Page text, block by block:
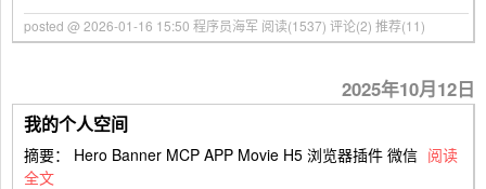
posted @ 2026-01-16 15:50 程序员海军 阅读(1537) 评论(2) 推荐(11)
2025年10月12日
我的个人空间
摘要： Hero Banner MCP APP Movie H5 浏览器插件 微信 阅读
全文